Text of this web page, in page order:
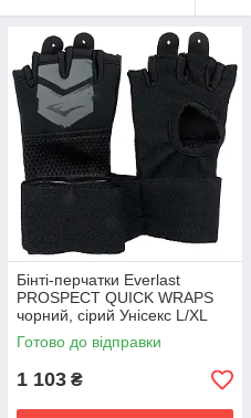
Бінті-перчатки Everlast
PROSPECT QUICK WRAPS
чорний, сірий Унісекс L/XL
P00002986
Готово до відправки
1 103 ₴